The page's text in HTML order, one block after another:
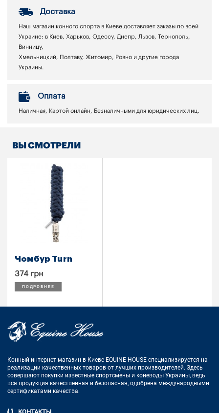
Доставка
Наш магазин конного спорта в Киеве доставляет заказы по всей
Украине: в Киев, Харьков, Одессу, Днепр, Львов, Тернополь,
Винницу,
Хмельницкий, Полтаву, Житомир, Ровно и другие города
Украины.
Оплата
Наличная, Картой онлайн, Безналичными для юридических лиц.
ВЫ СМОТРЕЛИ
Чомбур Turn
374 грн
ПОДРОБНЕЕ
Конный интернет-магазин в Киеве EQUINE HOUSE специализируется на
реализации качественных товаров от лучших производителей. Здесь
совершают покупки известные спортсмены и коневоды Украины, ведь
вся продукция качественная и безопасная, одобрена международными
сертификатами качества.